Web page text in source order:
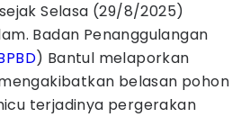
Selasa (29/8/2025)
Badan Penanggulangan
) Bantul melaporkan
belasan pohon
terjadinya pergerakan